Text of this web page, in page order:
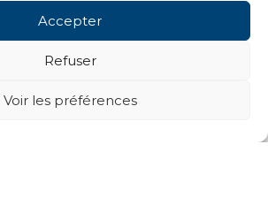
Accepter
Refuser
Voir les préférences